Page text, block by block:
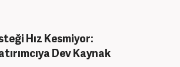
Hız Kesmiyor:
Dev Kaynak